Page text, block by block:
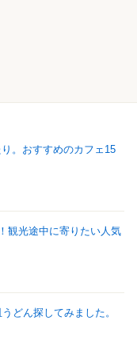
。おすすめのカフェ15
観光途中に寄りたい人気
どん探してみました。